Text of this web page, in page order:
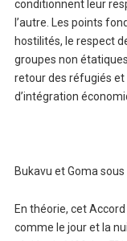
conditionnent leur
l’autre. Les points
hostilités, le respect
groupes non
retour des réfugiés et
d’intégration
Bukavu et Goma
En théorie, cet
comme le jour et la